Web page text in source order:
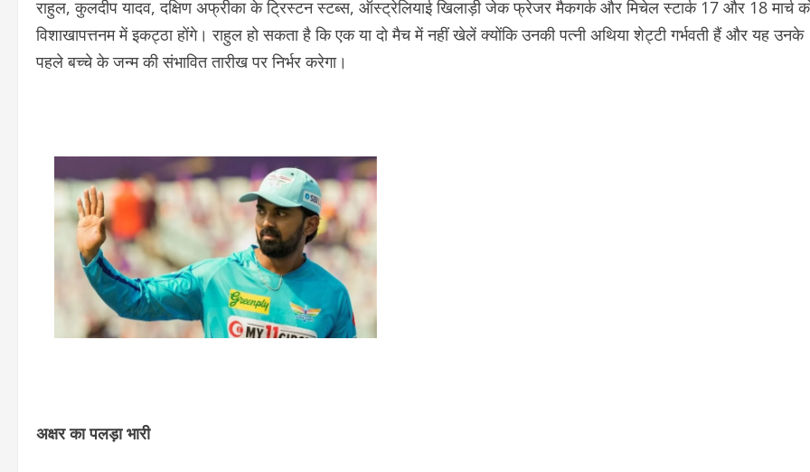
राहुल, कुलदीप यादव, दक्षिण अफ्रीका के ट्रिस्टन स्टब्स, ऑस्ट्रेलियाई खिलाड़ी जेक फ्रेजर मैकगर्क और मिचेल स्टार्क 17 और 18 मार्च
विशाखापत्तनम में इकट्ठा होंगे। राहुल हो सकता है कि एक या दो मैच में नहीं खेलें क्योंकि उनकी पत्नी अथिया शेट्टी गर्भवती हैं और यह उनके
पहले बच्चे के जन्म की संभावित तारीख पर निर्भर करेगा।
अक्षर का पलड़ा भारी